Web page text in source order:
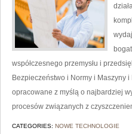
współczesnego przemysłu i
Bezpieczeństwo i Normy i Maszyny
opracowane z myślą o najbardziej
procesów związanych z
CATEGORIES: NOWE TECHNOLOGIE